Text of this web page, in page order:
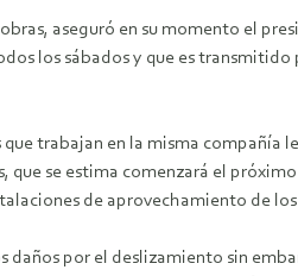
aseguró en su momento el
los sábados y que es
trabajan en la misma
se estima comenzará el
de aprovechamiento de
daños por el deslizamiento sin